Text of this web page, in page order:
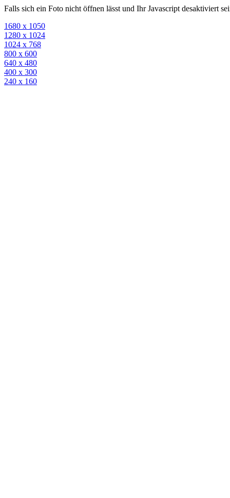
Falls sich ein Foto nicht öffnen lässt und Ihr Javascript desaktiviert
1680 x 1050
1280 x 1024
1024 x 768
800 x 600
640 x 480
400 x 300
240 x 160